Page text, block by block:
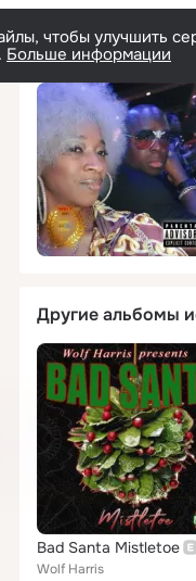
чтобы улучшить
Больше информации
Другие альбомы
Bad Santa Mistletoe
Wolf Harris